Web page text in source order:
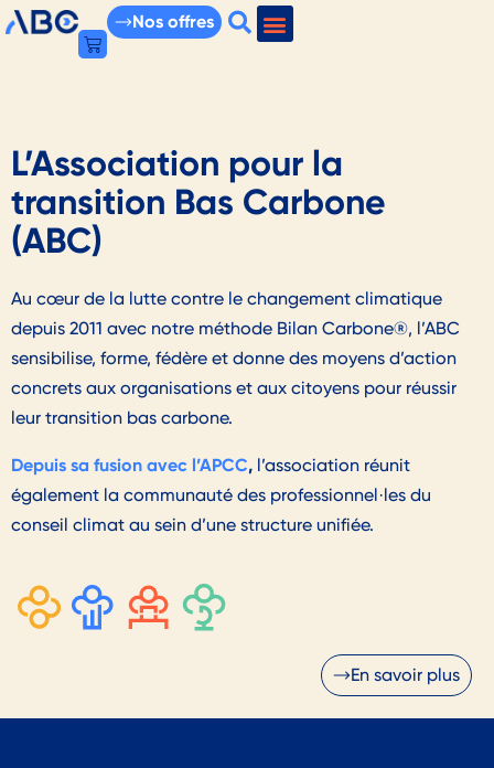
Nos offres
L’Association pour la
transition Bas Carbone
(ABC)
Au cœur de la lutte contre le changement climatique
depuis 2011 avec notre méthode Bilan Carbone®, l’ABC
sensibilise, forme, fédère et donne des moyens d’action
concrets aux organisations et aux citoyens pour réussir
leur transition bas carbone.
Depuis sa fusion avec l’APCC, l’association réunit
également la communauté des professionnel·les du
conseil climat au sein d’une structure unifiée.
En savoir plus